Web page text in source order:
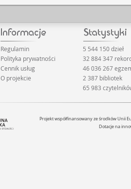
Regulamin
Polityka prywatności
Cennik usług
O projekcie
5 544 150 dzieł
32 884 347
46 036 267
2 387 bibliotek
65 983
Projekt współfinansowany ze środków Unii
Dotacje na